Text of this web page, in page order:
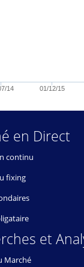
14 01/12/15
en Direct
continu
fixing
et
Marché